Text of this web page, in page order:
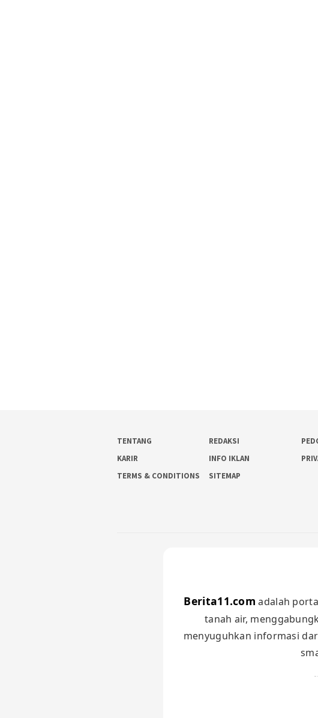
TENTANG REDAKSI
KARIR
INFO IKLAN
TERMS & CONDITIONS
SITEMAP
Berita11.com adalah
tanah air,
menyuguhkan informasi